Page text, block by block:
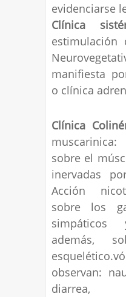
evidenciarse
Clínica
estimulación
manifiesta
o clínica
Clínica
sobre el
inervadas
Acción
sobre los
simpáticos
además,
observan:
diarrea,